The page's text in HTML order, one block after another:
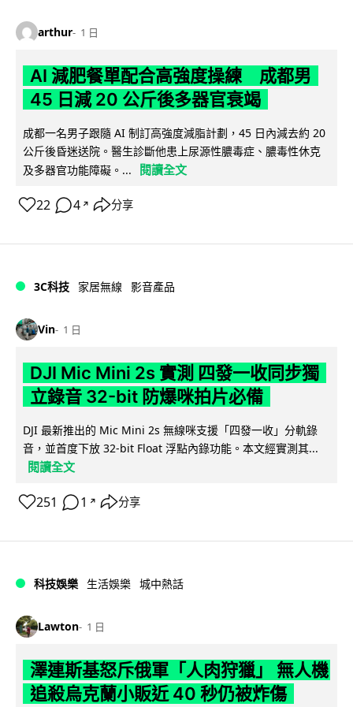
arthur 1 日
AI 減肥餐單配合高強度操練 成都男
45 日減 20 公斤後多器官衰竭
成都一名男子跟隨 AI 制訂高強度減脂計劃，45 日內減去約 20
公斤後昏迷送院。醫生診斷他患上尿源性膿毒症、膿毒性休克
及多器官功能障礙。...
閱讀全文
22 4 ↗ 分享
3C科技 家居無線 影音產品
Vin 1 日
DJI Mic Mini 2s 實測 四發一收同步獨
立錄音 32-bit 防爆咪拍片必備
DJI 最新推出的 Mic Mini 2s 無線咪支援「四發一收」分軌錄
音，並首度下放 32-bit Float 浮點內錄功能。本文經實測其...
閱讀全文
251 1 ↗ 分享
科技娛樂 生活娛樂 城中熱話
Lawton 1 日
澤連斯基怒斥俄軍「人肉狩獵」 無人機
追殺烏克蘭小販近 40 秒仍被炸傷